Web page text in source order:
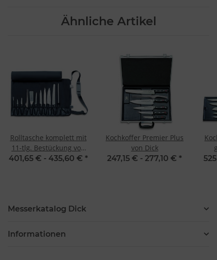
Ähnliche Artikel
Rolltasche komplett mit
11-tlg. Bestückung von
Dick
401,65 € - 435,60 € *
Kochkoffer Premier Plus
von Dick
247,15 € - 277,10 € *
Messerkatalog Dick
Informationen
von Daten aus verschiedenen Quellen
Entwicklung und Verbesserung der Angebote
Endgeräteeigenschaften zur Identifikation aktiv abfragen